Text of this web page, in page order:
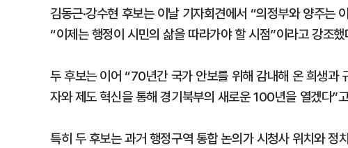
김동근·강수현 후보는 이날 기자회견에서 “의정부와 양주는
“이제는 행정이 시민의 삶을 따라가야 할 시점”이라고 강조했
두 후보는 이어 “70년간 국가 안보를 위해 감내해 온 희생과
자와 제도 혁신을 통해 경기북부의 새로운 100년을 열겠다”
특히 두 후보는 과거 행정구역 통합 논의가 시청사 위치와